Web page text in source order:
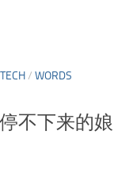
/ WORDS
不下来的娘